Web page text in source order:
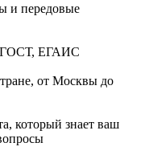
и передовые
ГОСТ, ЕГАИС
от Москвы до
который знает ваш